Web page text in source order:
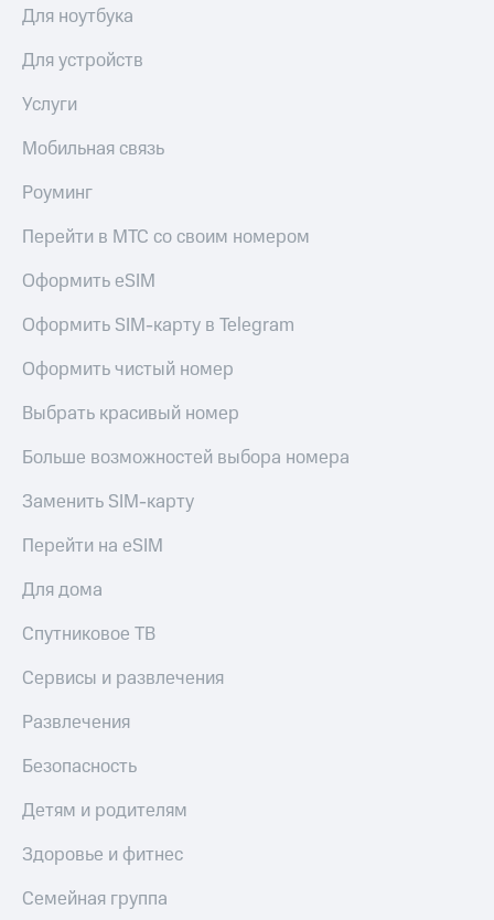
Для ноутбука
Для устройств
Услуги
Мобильная связь
Роуминг
Перейти в МТС со своим номером
Оформить eSIM
Оформить SIM-карту в Telegram
Оформить чистый номер
Выбрать красивый номер
Больше возможностей выбора номера
Заменить SIM-карту
Перейти на eSIM
Для дома
Спутниковое ТВ
Сервисы и развлечения
Развлечения
Безопасность
Детям и родителям
Здоровье и фитнес
Семейная группа